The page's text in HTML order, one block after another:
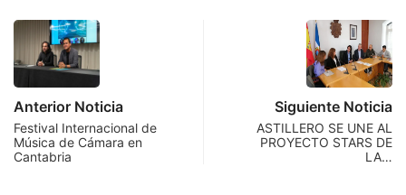
Anterior Noticia
Festival Internacional de
Música de Cámara en
Cantabria
Siguiente Noticia
ASTILLERO SE UNE AL
PROYECTO STARS DE
LA…